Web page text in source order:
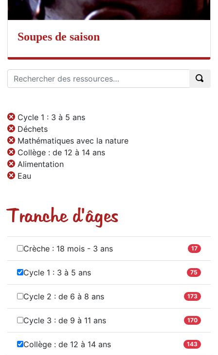
Soupes de saison
Cycle 1 : 3 à 5 ans
Déchets
Mathématiques avec la nature
Collège : de 12 à 14 ans
Alimentation
Eau
Tranche d'âges
Crèche : 18 mois - 3 ans 17
Cycle 1 : 3 à 5 ans 75
Cycle 2 : de 6 à 8 ans 173
Cycle 3 : de 9 à 11 ans 170
Collège : de 12 à 14 ans 143